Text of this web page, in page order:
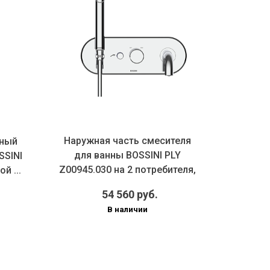
...
Наружная часть смесителя
для ванны BOSSINI PLY
Z00945.030 на 2 потребителя,
54 560 руб.
В наличии